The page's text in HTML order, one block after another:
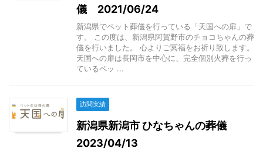
儀 2021/06/24
新潟県でペット葬儀を行っている「天国への扉」で
す。 この度は、新潟県阿賀野市のチョコちゃんの葬
儀を行いました。 心よりご冥福をお祈り致します。
天国への扉は長岡市を中心に、完全個別火葬を行っ
ているペッ ...
訪問実績
新潟県新潟市 ひなちゃんの葬儀
2023/04/13